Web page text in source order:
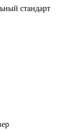
стандарт